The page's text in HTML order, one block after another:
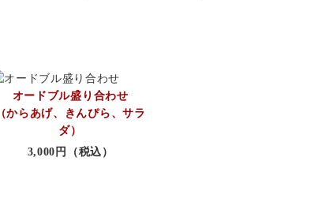
オードブル盛り合わせ
（からあげ、きんぴら、サラ
ダ）
3,000円（税込）